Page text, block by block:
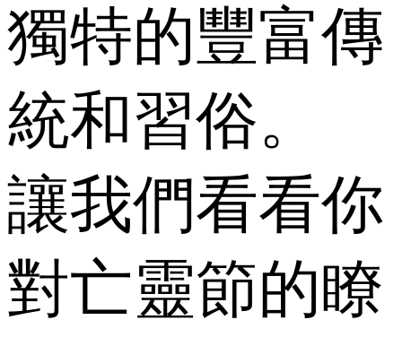
獨特的豐富傳
統和習俗。
讓我們看看你
對亡靈節的瞭